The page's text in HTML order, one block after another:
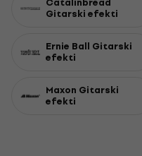
Gitarski efekti
Ernie Ball Gitarski
efekti
Maxon Gitarski
efekti